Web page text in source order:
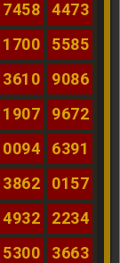
7458
4473
1700
5585
3610
9086
1907
9672
0094
6391
3862
0157
4932
2234
5300
3663